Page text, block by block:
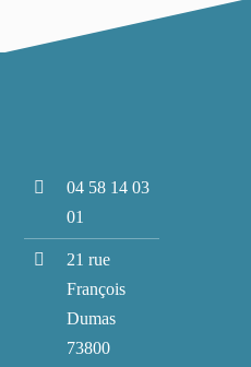
04 58 14 03
01
21 rue
François
Dumas
73800